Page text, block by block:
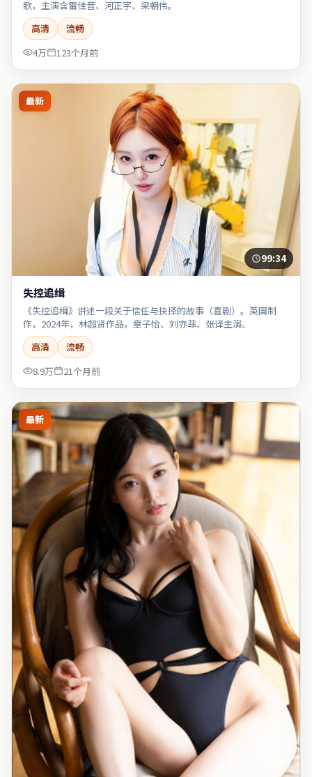
歌，主演含雷佳音、河正宇、梁朝伟。
高清
流畅
4万
123个月前
最新
99:34
失控追缉
《失控追缉》讲述一段关于信任与抉择的故事（喜剧）。英国制
作，2024年，林超贤作品，章子怡、刘亦菲、张译主演。
高清
流畅
8.9万
21个月前
最新